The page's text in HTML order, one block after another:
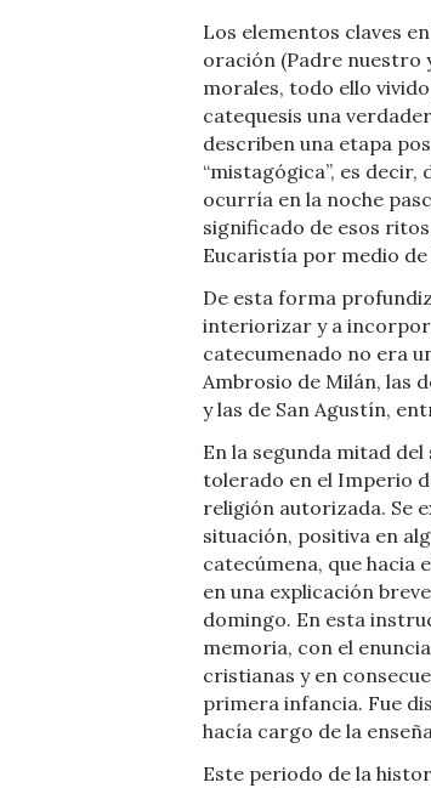
Los elementos claves
oración (Padre nuestro
morales, todo ello
catequesis una
describen una etapa
“mistagógica”, es
ocurría en la noche
significado de esos
Eucaristía por medio
De esta forma
interiorizar y a
catecumenado no era
Ambrosio de Milán, las
y las de San Agustín,
En la segunda mitad
tolerado en el Imperio
religión autorizada. Se
situación, positiva en
catecúmena, que hacia
en una explicación
domingo. En esta
memoria, con el
cristianas y en
primera infancia. Fue
hacía cargo de la
Este periodo de la